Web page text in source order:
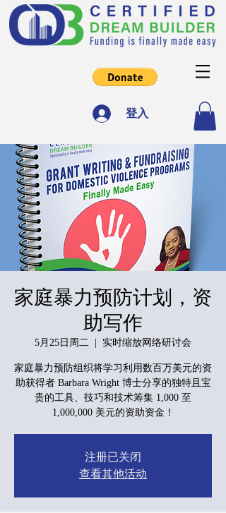
登入
家庭暴力预防计划，资
助写作
5月25日周二
  |
实时缩放网络研讨会
家庭暴力预防组织将学习利用数百万美元的资
助获得者 Barbara Wright 博士分享的独特且宝
贵的工具、技巧和技术筹集 1,000 至
1,000,000 美元的资助资金！
注册已关闭
查看其他活动